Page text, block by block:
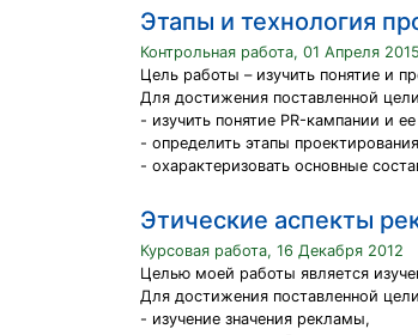
Этапы и технология
Контрольная работа, 01 Апреля 2015
Цель работы – изучить понятие и
Для достижения поставленной
- изучить понятие PR-кампании и
- определить этапы
- охарактеризовать основные
Этические аспекты
Курсовая работа, 16 Декабря 2012
Целью моей работы является
Для достижения поставленной
- изучение значения рекламы,